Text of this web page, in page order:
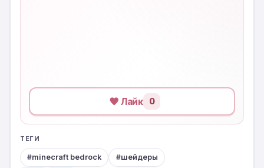
Лайк 0
ТЕГИ
minecraft bedrock шейдеры